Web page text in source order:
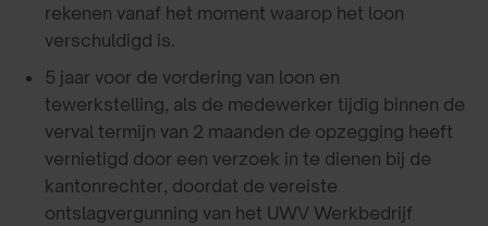
rekenen vanaf het moment waarop het loon
verschuldigd is.
5 jaar voor de vordering van loon en
tewerkstelling, als de medewerker tijdig binnen de
verval termijn van 2 maanden de opzegging heeft
vernietigd door een verzoek in te dienen bij de
kantonrechter, doordat de vereiste
ontslagvergunning van het UWV Werkbedrijf